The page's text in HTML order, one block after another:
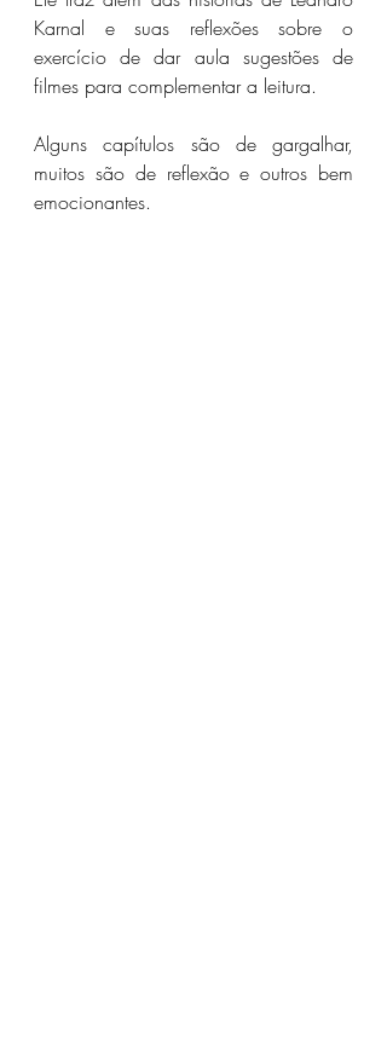
Karnal e suas reflexões sobre o
exercício de dar aula sugestões de
filmes para complementar a leitura.
Alguns capítulos são de gargalhar,
muitos são de reflexão e outros bem
emocionantes.